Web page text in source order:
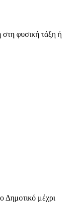
φυσική τάξη ή
Δημοτικό μέχρι